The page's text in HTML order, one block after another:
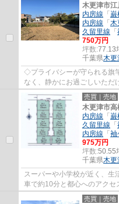
木更津市
内房線 「 巌
内房線 「 木
久留里線 「
750万円
坪数:77.13
千葉県木更
◇プライバシーが守られる旗
なく、静かにお過ごしいた
４分！ ◇コストコまでは車で
売買｜売地
木更津市
内房線 「 巌
久留里線 「
内房線 「 袖
975万円
坪数:50.55
千葉県木更
スーパーや小学校が近く、生
車で約10分と都心へのアク
計画が立てやすい点も魅力で
売買｜売地